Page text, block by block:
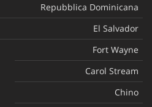
Repubblica Dominicana
El Salvador
Fort Wayne
Carol Stream
Chino